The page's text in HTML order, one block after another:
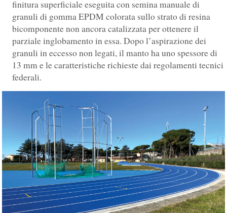
finitura superficiale eseguita con semina manuale di
granuli di gomma EPDM colorata sullo strato di resina
bicomponente non ancora catalizzata per ottenere il
parziale inglobamento in essa. Dopo l’aspirazione dei
granuli in eccesso non legati, il manto ha uno spessore di
13 mm e le caratteristiche richieste dai regolamenti tecnici
federali.